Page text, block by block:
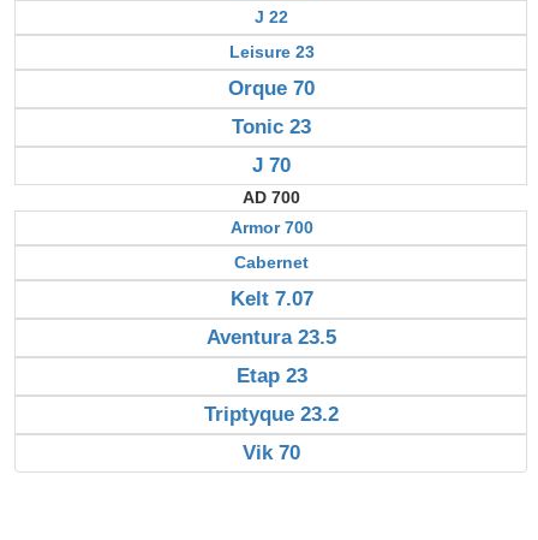
J 22
Leisure 23
Orque 70
Tonic 23
J 70
AD 700
Armor 700
Cabernet
Kelt 7.07
Aventura 23.5
Etap 23
Triptyque 23.2
Vik 70